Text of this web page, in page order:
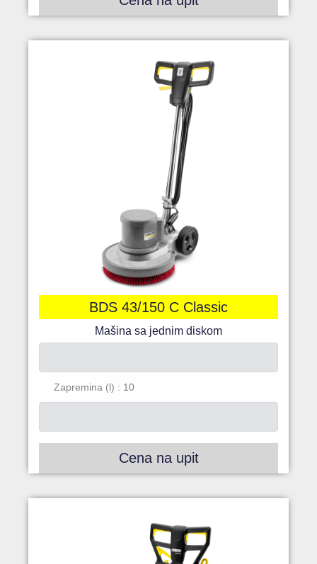
BDS 43/150 C Classic
Mašina sa jednim diskom
Zapremina (l) : 10
Cena na upit